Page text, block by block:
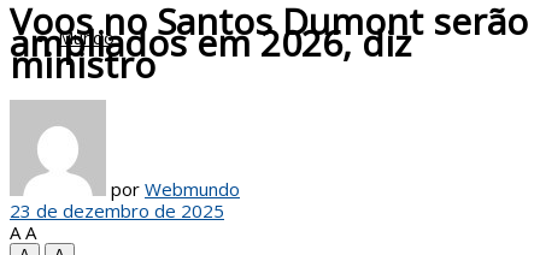
Mundo
Voos no Santos Dumont serão
ampliados em 2026, diz
ministro
por Webmundo
23 de dezembro de 2025
A A